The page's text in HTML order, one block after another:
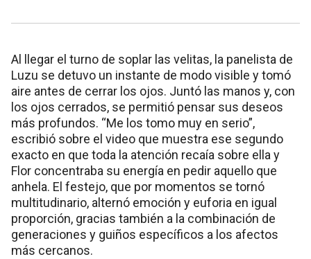
Al llegar el turno de soplar las velitas, la panelista de
Luzu se detuvo un instante de modo visible y tomó
aire antes de cerrar los ojos. Juntó las manos y, con
los ojos cerrados, se permitió pensar sus deseos
más profundos. “Me los tomo muy en serio”,
escribió sobre el video que muestra ese segundo
exacto en que toda la atención recaía sobre ella y
Flor concentraba su energía en pedir aquello que
anhela. El festejo, que por momentos se tornó
multitudinario, alternó emoción y euforia en igual
proporción, gracias también a la combinación de
generaciones y guiños específicos a los afectos
más cercanos.